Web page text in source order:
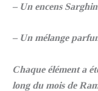
– Un encens
– Un mélange
Chaque élément a
long du mois de